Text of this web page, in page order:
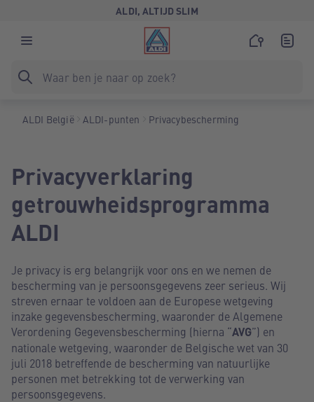
ALDI, ALTIJD SLIM
ALDI België ALDI-punten Privacybescherming
Privacyverklaring
getrouwheidsprogramma
ALDI
Je privacy is erg belangrijk voor ons en we nemen de
bescherming van je persoonsgegevens zeer serieus. Wij
streven ernaar te voldoen aan de Europese wetgeving
inzake gegevensbescherming, waaronder de Algemene
Verordening Gegevensbescherming (hierna “AVG”) en
nationale wetgeving, waaronder de Belgische wet van 30
juli 2018 betreffende de bescherming van natuurlijke
personen met betrekking tot de verwerking van
persoonsgegevens.